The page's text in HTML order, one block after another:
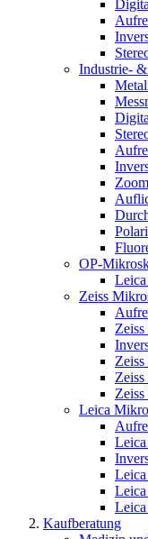
Industrie-
OP-
Zeiss
Leica
Kaufberatung